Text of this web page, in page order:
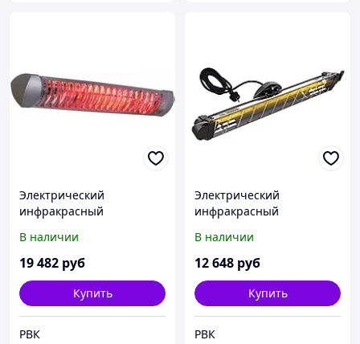
Электрический
инфракрасный
CHAP 18
В наличии
19 482 руб
Купить
РВК
Электрический
инфракрасный
COFFEE 18
В наличии
12 648 руб
Купить
РВК